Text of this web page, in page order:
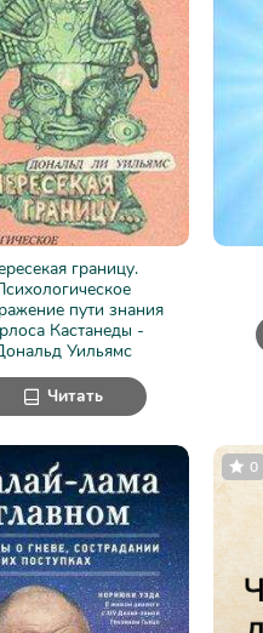
границу.
пути знания
Кастанеды -
Уильямс
Читать
0